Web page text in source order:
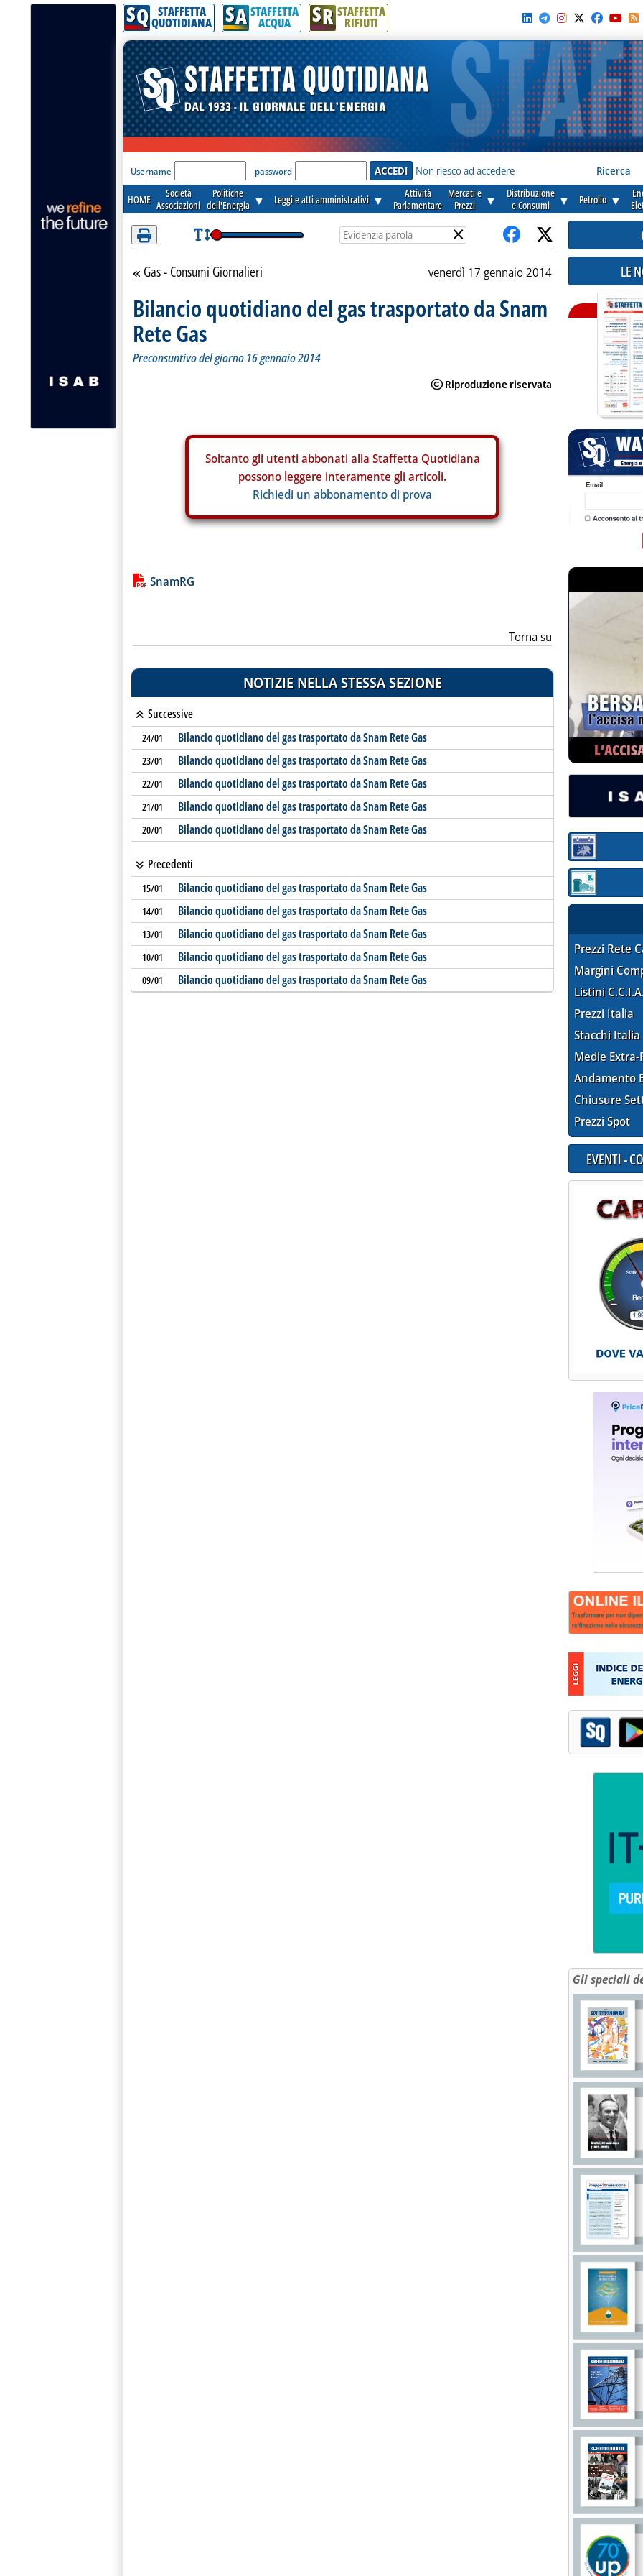
Attenzione! Esegui l'accesso per lèggere interamente la notizia.
SQ STAFFETTA
QUOTIDIANA SA STAFFETTA
ACQUA SR STAFFETTA
RIFIUTI
'Modulo Login per accedere'
Username password Non riesco ad accedere Ricerca
HOME
Società
Associazioni
Politiche
dell'Energia ▼ Leggi e atti amministrativi ▼
Attività
Parlamentare
Mercati e
Prezzi
▼
Distribuzione
e Consumi
▼ Petrolio ▼
×
Torna alla sezione
Gas - Consumi Giornalieri venerdì 17 gennaio 2014
Bilancio quotidiano del gas trasportato da Snam
Rete Gas
Preconsuntivo del giorno 16 gennaio 2014
Soltanto gli utenti abbonati alla Staffetta Quotidiana
possono leggere interamente gli articoli.
Richiedi un abbonamento di prova
Lista allegati PDF alla notizia
SnamRG
Torna su
NOTIZIE NELLA STESSA SEZIONE
Successive
24/01 Bilancio quotidiano del gas trasportato da Snam Rete Gas
23/01 Bilancio quotidiano del gas trasportato da Snam Rete Gas
22/01 Bilancio quotidiano del gas trasportato da Snam Rete Gas
21/01 Bilancio quotidiano del gas trasportato da Snam Rete Gas
20/01 Bilancio quotidiano del gas trasportato da Snam Rete Gas
Precedenti
15/01 Bilancio quotidiano del gas trasportato da Snam Rete Gas
14/01 Bilancio quotidiano del gas trasportato da Snam Rete Gas
13/01 Bilancio quotidiano del gas trasportato da Snam Rete Gas
10/01 Bilancio quotidiano del gas trasportato da Snam Rete Gas
09/01 Bilancio quotidiano del gas trasportato da Snam Rete Gas
LE
Sezione:
Sezione:
Prezzi Rete
Margini
Listini
Prezzi Italia
Stacchi Italia
Medie Extra-
Andamento
Chiusure
Prezzi Spot
EVENTI -
Gli speciali